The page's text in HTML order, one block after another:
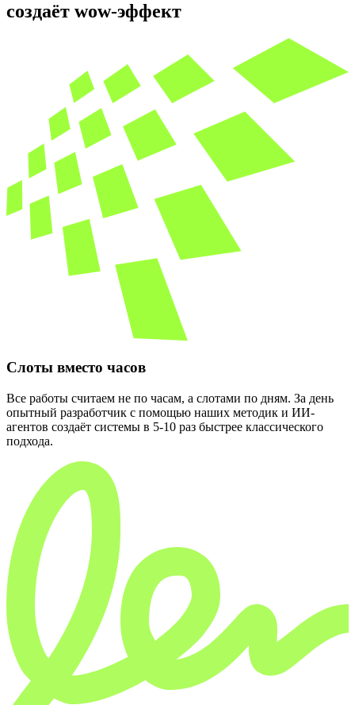
создаёт wow-эффект
Слоты вместо часов
Все работы считаем не по часам, а слотами по дням. За день
опытный разработчик с помощью наших методик и ИИ-
агентов создаёт системы в 5-10 раз быстрее классического
подхода.